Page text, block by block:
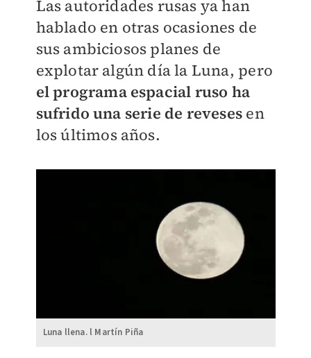
Las autoridades rusas ya han
hablado en otras ocasiones de
sus ambiciosos planes de
explotar algún día la Luna, pero
el programa espacial ruso ha
sufrido una serie de reveses en
los últimos años.
Luna llena. l Martín Piña